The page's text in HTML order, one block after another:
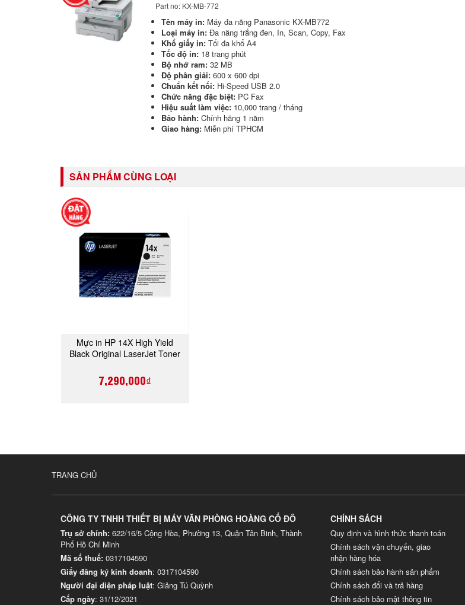
Part no: KX-MB-772
Tên máy in: Máy đa năng Panasonic KX-MB772
Loại máy in: Đa năng trắng đen, In, Scan, Copy, Fax
Khổ giấy in: Tối đa khổ A4
Tốc độ in: 18 trang phút
Bộ nhớ ram: 32 MB
Độ phân giải: 600 x 600 dpi
Chuẩn kết nối: Hi-Speed USB 2.0
Chức năng đặc biệt: PC Fax
Hiệu suất làm việc: 10,000 trang / tháng
Bảo hành: Chính hãng 1 năm
Giao hàng: Miễn phí TPHCM
SẢN PHẨM CÙNG LOẠI
Mực in HP 14X High Yield
Black Original LaserJet Toner
7,290,000₫
MUA NGAY
TRANG CHỦ
CÔNG TY TNHH THIẾT BỊ MÁY VĂN PHÒNG HOÀNG CỐ ĐÔ
Trụ sở chính: 622/16/5 Cộng Hòa, Phường 13, Quận Tân Binh, Thành
Phố Hồ Chí Minh
Mã số thuế: 0317104590
Giấy đăng ký kinh doanh: 0317104590
Người đại diện pháp luật: Giảng Tú Quỳnh
Cấp ngày: 31/12/2021
CHÍNH SÁCH
Quy định và hình thức thanh toán
Chính sách vận chuyển, giao
nhận hàng hóa
Chính sách bảo hành sản phẩm
Chính sách đổi và trả hàng
Chính sách bảo mật thông tin